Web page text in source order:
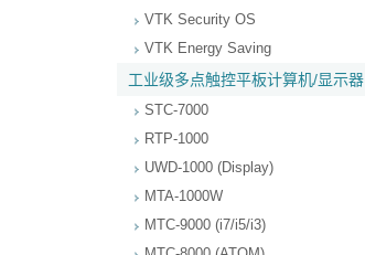
VTK Security OS
VTK Energy Saving
工业级多点触控平板计算机/显示器
STC-7000
RTP-1000
UWD-1000 (Display)
MTA-1000W
MTC-9000 (i7/i5/i3)